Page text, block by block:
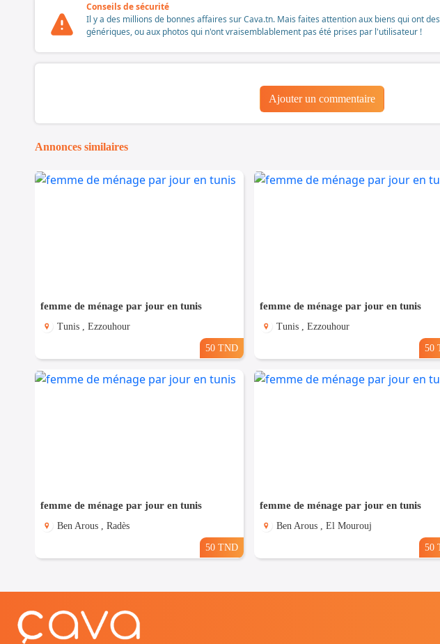
Conseils de sécurité
Il y a des millions de bonnes affaires sur Cava.tn. Mais faites attention aux biens qui ont
génériques, ou aux photos qui n'ont vraisemblablement pas été prises par l'utilisateur !
Ajouter un commentaire
Annonces similaires
femme de ménage par jour en tunis
Tunis , Ezzouhour
50 TND
femme de ménage par jour en tunis
Tunis , Ezzouhour
50
femme de ménage par jour en tunis
Ben Arous , Radès
50 TND
femme de ménage par jour en tunis
Ben Arous , El Mourouj
50